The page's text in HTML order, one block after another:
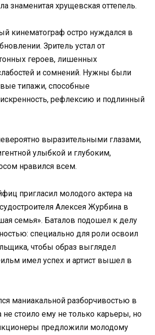
знаменитая хрущевская оттепель.
кинематограф остро нуждался в
Зритель устал от
героев, лишенных
и сомнений. Нужны были
типажи, способные
рефлексию и подлинный
выразительными глазами,
улыбкой и глубоким,
нравился всем.
пригласил молодого актера на
Алексея Журбина в
семья». Баталов подошел к делу
специально для роли освоил
чтобы образ выглядел
имел успех и артист вышел в
маниакальной разборчивостью в
не стоило ему не только карьеры, но
предложили молодому